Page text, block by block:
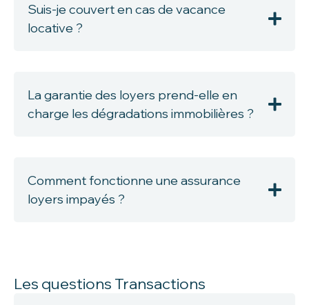
Suis-je couvert en cas de vacance
locative ?
La garantie des loyers prend-elle en
charge les dégradations immobilières ?
Comment fonctionne une assurance
loyers impayés ?
Les questions Transactions